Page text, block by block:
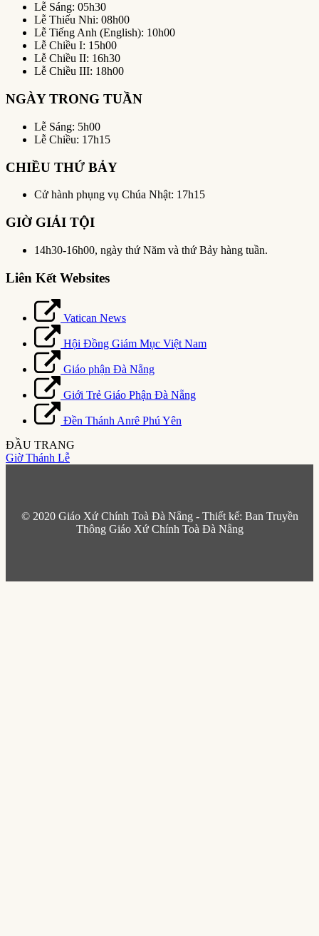
Lễ Sáng: 05h30
Lễ Thiếu Nhi: 08h00
Lễ Tiếng Anh (English): 10h00
Lễ Chiều I: 15h00
Lễ Chiều II: 16h30
Lễ Chiều III: 18h00
NGÀY TRONG TUẦN
Lễ Sáng: 5h00
Lễ Chiều: 17h15
CHIỀU THỨ BẢY
Cử hành phụng vụ Chúa Nhật: 17h15
GIỜ GIẢI TỘI
14h30-16h00, ngày thứ Năm và thứ Bảy hàng tuần.
Liên Kết Websites
Vatican News
Hội Đồng Giám Mục Việt Nam
Giáo phận Đà Nẵng
Giới Trẻ Giáo Phận Đà Nẵng
Đền Thánh Anrê Phú Yên
ĐẦU TRANG
Giờ Thánh Lễ
© 2020 Giáo Xứ Chính Toà Đà Nẵng - Thiết kế: Ban Truyền
Thông Giáo Xứ Chính Toà Đà Nẵng